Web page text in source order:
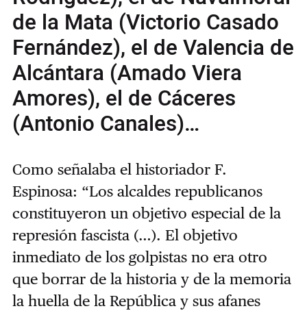
de la Mata (Victorio Casado
Fernández), el de Valencia de
Alcántara (Amado Viera
Amores), el de Cáceres
(Antonio Canales)…
Como señalaba el historiador F.
Espinosa: “Los alcaldes republicanos
constituyeron un objetivo especial de la
represión fascista (…). El objetivo
inmediato de los golpistas no era otro
que borrar de la historia y de la memoria
la huella de la República y sus afanes